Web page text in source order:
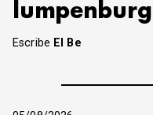
Escribe El Be